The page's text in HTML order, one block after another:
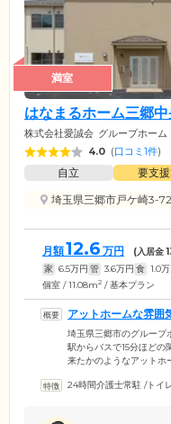
満室
はなまるホーム三郷
株式会社愛誠会 グループホーム
4.0 (口コミ1件)
自立 要支
埼玉県三郷市戸ケ崎3-
月額12.6 万円 (入居金
家 6.5万円 管 3.6万円 食 1.0
個室 / 11.08m2 / 基本プラン
アットホームな雰囲
す
埼玉県三郷市のグループ
駅からバスで15分ほどの
来たかのようなアットホ
ご家族がお車でご来訪さ
24時間介護士常駐 /トイ